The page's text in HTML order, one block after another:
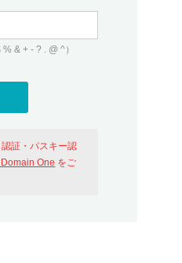
& + - ? . @ ^）
証・パスキー認
One をご